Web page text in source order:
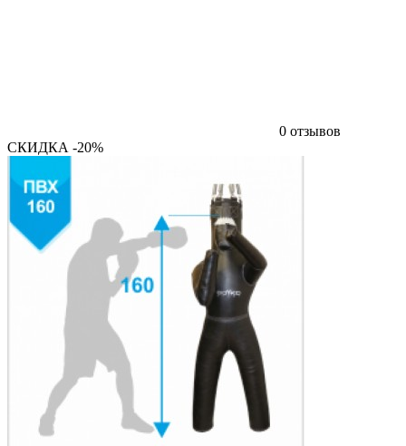
0 отзывов
СКИДКА -20%